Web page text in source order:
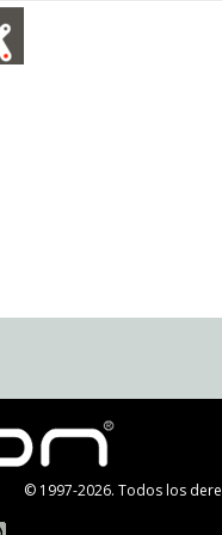
© 1997-2026. Todos los